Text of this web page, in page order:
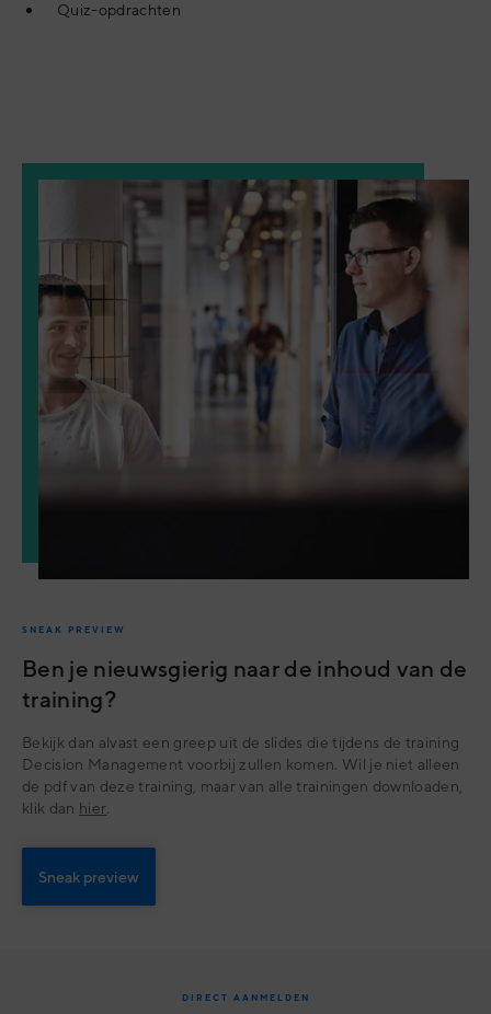
Quiz-opdrachten
SNEAK PREVIEW
Ben je nieuwsgierig naar de inhoud van de
training?
Bekijk dan alvast een greep uit de slides die tijdens de training
Decision Management voorbij zullen komen. Wil je niet alleen
de pdf van deze training, maar van alle trainingen downloaden,
klik dan hier
Sneak preview
DIRECT AANMELDEN